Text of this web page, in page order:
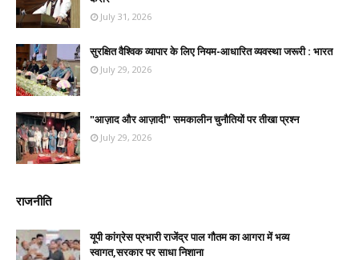
July 31, 2026
सुरक्षित वैश्विक व्यापार के लिए नियम-आधारित व्यवस्था जरूरी : भारत
July 29, 2026
"आज़ाद और आज़ादी" समकालीन चुनौतियों पर तीखा प्रश्न
July 29, 2026
राजनीति
यूपी कांग्रेस प्रभारी राजेंद्र पाल गौतम का आगरा में भव्य
स्वागत,सरकार पर साधा निशाना